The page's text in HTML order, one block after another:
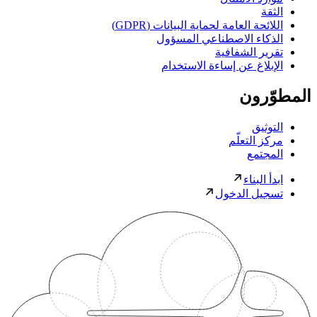
الثقة
اللائحة العامة لحماية البيانات (GDPR)
الذكاء الاصطناعي المسؤول
تقرير الشفافية
الإبلاغ عن إساءة الاستخدام
المطوّرون
التوثيق
مركز التعلّم
المجتمع
ابدأ البناء
تسجيل الدخول